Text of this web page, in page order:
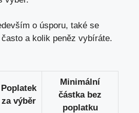
o úsporu, také se
a kolik peněz vybíráte.
Poplatek
za výběr
Minimální
částka bez
poplatku